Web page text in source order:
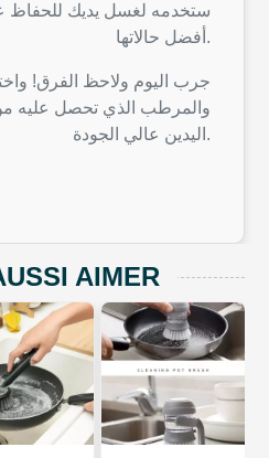
ستخدمه لغسل يديك
أفضل حالاتها.
جرب اليوم ولاحظ الفرق!
والمرطب الذي تحصل عليه
اليدين عالي الجودة.
AIMER